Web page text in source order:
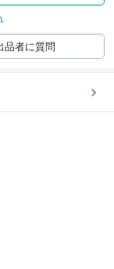
品者に質問